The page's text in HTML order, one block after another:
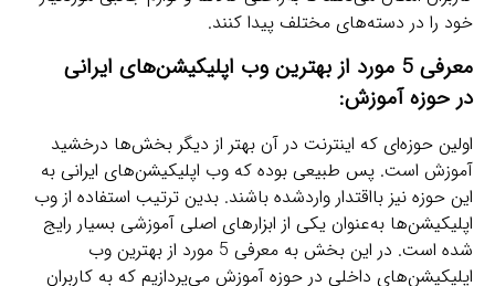
خود را در دسته‌های مختلف پیدا کنند.
معرفی 5 مورد از
بهترین وب اپلیکیشن‌های ایرانی
در حوزه آموزش:
اولین حوزه‌ای که اینترنت در آن بهتر از دیگر بخش‌ها درخشید
آموزش است. پس طبیعی بوده که وب اپلیکیشن‌های ایرانی به
این حوزه نیز بااقتدار واردشده باشند. بدین ترتیب استفاده از وب
اپلیکیشن‌ها به‌عنوان یکی از ابزارهای اصلی آموزشی بسیار رایج
شده است. در این بخش به معرفی 5 مورد از بهترین وب
اپلیکیشن‌های داخلی در حوزه آموزش می‌پردازیم که به کاربران